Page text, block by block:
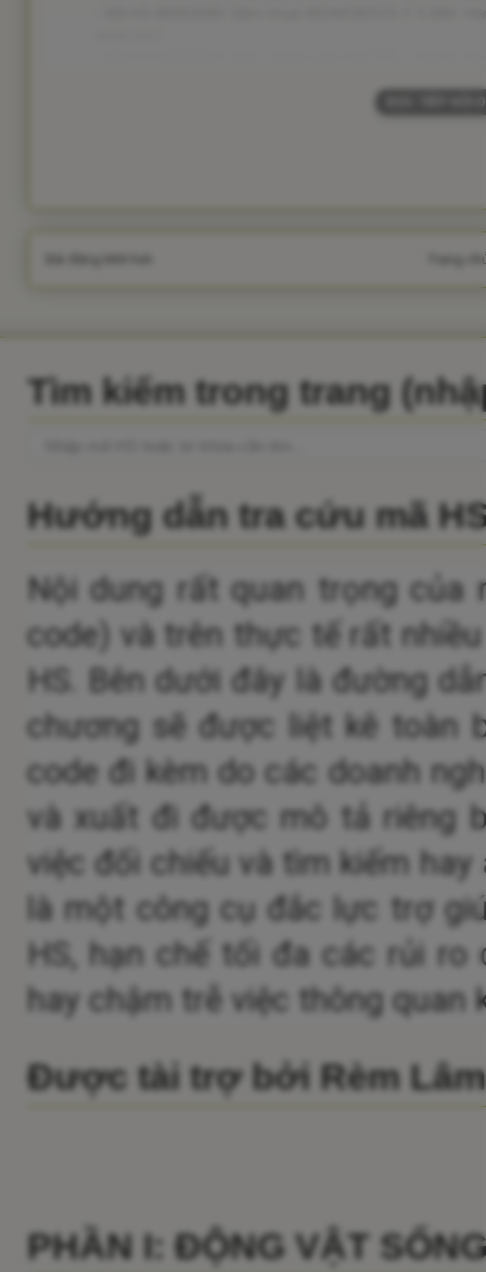
ĐỌC TIẾP NỘI
Trang
Tìm kiếm trong trang
Hướng dẫn tra cứu mã
Nội dung rất quan trọng của
code) và trên thực tế rất
HS.
Bên dưới đây là đường
chương sẽ được liệt kê toàn
code đi kèm do các doanh
và xuất đi được mô tả riêng
việc đối chiếu và tìm kiếm
là một công cụ đắc lực trợ
HS, hạn chế tối đa các rủi
hay chậm trễ việc thông quan
Được tài trợ bởi Rèm
PHẦN I: ĐỘNG VẬT